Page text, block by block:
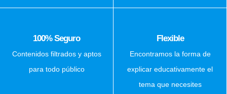
100% Seguro
Contenidos filtrados y aptos
para todo público
Flexible
Encontramos la forma de
explicar educativamente el
tema que necesites